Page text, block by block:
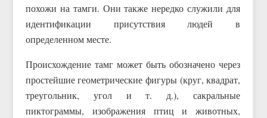
похожи на тамги. Они также нередко служили для
идентификации присутствия людей в
определенном месте.
Происхождение тамг может быть обозначено через
простейшие геометрические фигуры (круг, квадрат,
треугольник, угол и т. д.), сакральные
пиктограммы, изображения птиц и животных,